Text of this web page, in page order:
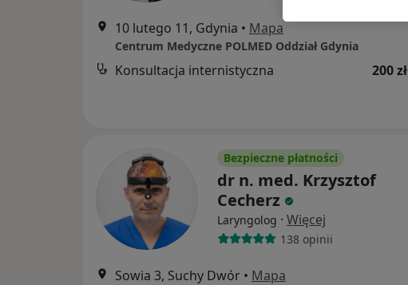
10 lutego 11, Gdynia • Mapa
Centrum Medyczne POLMED Oddział Gdynia
Konsultacja internistyczna 200 zł
Bezpieczne płatności
dr n. med. Krzysztof
Cecherz
Laryngolog · Więcej
138 opinii
Sowia 3, Suchy Dwór • Mapa